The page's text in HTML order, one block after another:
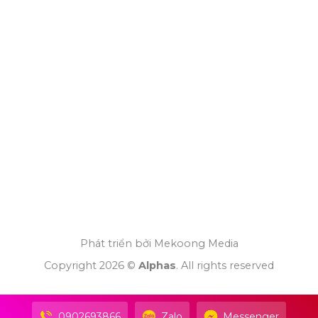
Phát triển bởi Mekoong Media
Copyright 2026 © Alphas. All rights reserved